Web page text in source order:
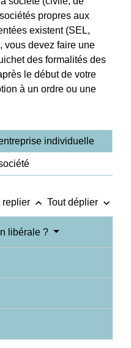
propres aux
existent (SEL,
vous devez faire une
des formalités des
le début de votre
à un ordre ou une
individuelle
replier keyboard_arrow_up Tout déplier keyboard_arrow_down
libérale ?